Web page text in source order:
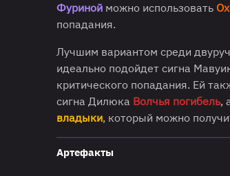
Фуриной можно использовать
попадания.
Лучшим вариантом среди
идеально подойдет сигна
критического попадания. Ей
сигна Дилюка Волчья погибель,
владыки, который можно
Артефакты